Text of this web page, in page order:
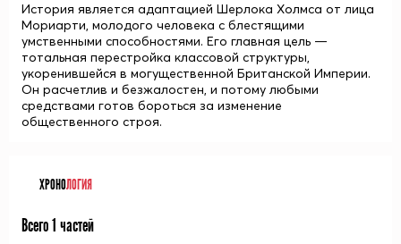
История является адаптацией Шерлока Холмса от лица
Мориарти, молодого человека с блестящими
умственными способностями. Его главная цель —
тотальная перестройка классовой структуры,
укоренившейся в могущественной Британской Империи.
Он расчетлив и безжалостен, и потому любыми
средствами готов бороться за изменение
общественного строя.
ХРОНОЛОГИЯ
Всего 1 частей